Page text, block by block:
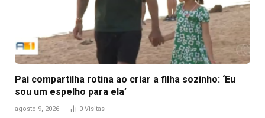
Pai compartilha rotina ao criar a filha sozinho: ‘Eu
sou um espelho para ela’
agosto 9, 2026 0 Visitas